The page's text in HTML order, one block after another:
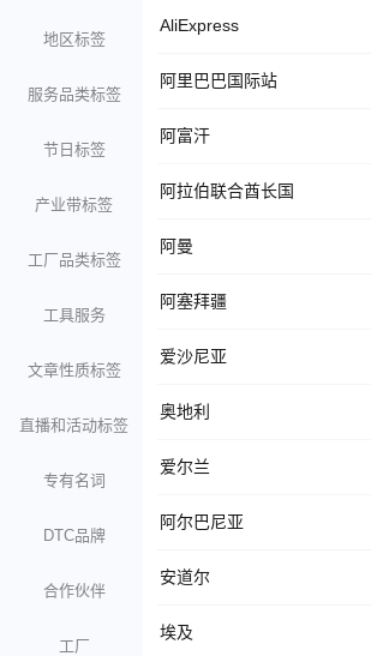
地区标签
服务品类标签
节日标签
产业带标签
工厂品类标签
工具服务
文章性质标签
直播和活动标签
专有名词
DTC品牌
合作伙伴
工厂
AliExpress
阿里巴巴国际站
阿富汗
阿拉伯联合酋长国
阿曼
阿塞拜疆
爱沙尼亚
奥地利
爱尔兰
阿尔巴尼亚
安道尔
埃及